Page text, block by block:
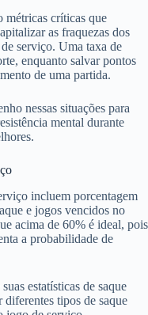
métricas críticas que
as fraquezas dos
serviço. Uma taxa de
enquanto salvar pontos
de uma partida.
nessas situações para
mental durante
incluem porcentagem
e jogos vencidos no
acima de 60% é ideal, pois
a probabilidade de
estatísticas de saque
tipos de saque